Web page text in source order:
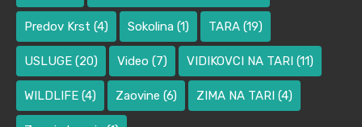
Predov Krst (4) Sokolina (1) TARA (19)
USLUGE (20) Video (7) VIDIKOVCI NA TARI (11)
WILDLIFE (4) Zaovine (6) ZIMA NA TARI (4)